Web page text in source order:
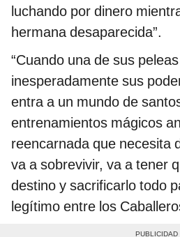
luchando por dinero
hermana desaparecida”.
“Cuando una de sus
inesperadamente sus
entra a un mundo de
entrenamientos mágicos
reencarnada que necesita
va a sobrevivir, va a tener
destino y sacrificarlo todo
legítimo entre los